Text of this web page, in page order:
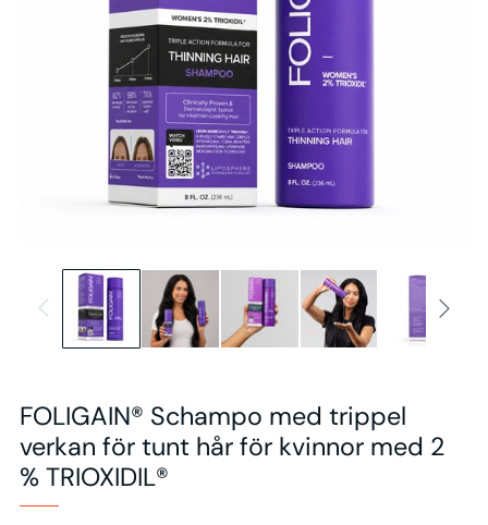
FOLIGAIN® Schampo med trippel
verkan för tunt hår för kvinnor med 2
% TRIOXIDIL®